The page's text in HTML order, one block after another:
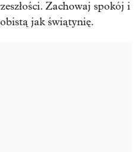
Zachowaj spokój i
jak świątynię.